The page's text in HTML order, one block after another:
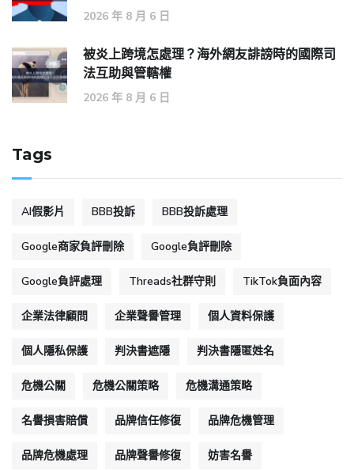
2026 年 8 月 6 日
被炎上跨境怎處理？海外網友誹謗時的國際司
法互助與管轄權
2026 年 8 月 6 日
Tags
AI假影片 BBB投訴 BBB投訴處理
Google商家負評刪除 Google負評刪除
Google負評處理 Threads社群守則 TikTok負面內容
企業法律顧問 企業聲譽管理 個人資料保護
個人隱私保護 判決書遮隱 判決書隱匿姓名
危機公關 危機公關策略 危機溝通策略
名譽損害賠償 品牌信任修復 品牌危機管理
品牌危機處理 品牌聲譽修復 妨害名譽